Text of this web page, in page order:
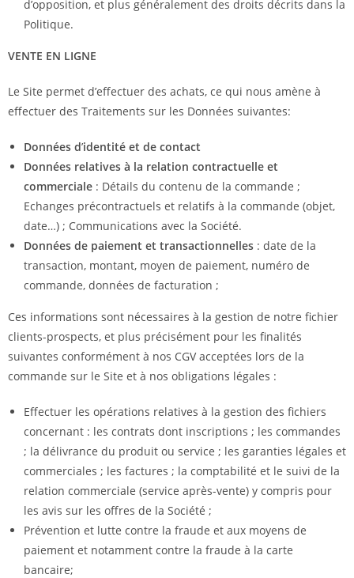
d’opposition, et plus généralement des droits décrits dans la
Politique.
VENTE EN LIGNE
Le Site permet d’effectuer des achats, ce qui nous amène à
effectuer des Traitements sur les Données suivantes:
Données d’identité et de contact
Données relatives à la relation contractuelle et
commerciale : Détails du contenu de la commande ;
Echanges précontractuels et relatifs à la commande (objet,
date…) ; Communications avec la Société.
Données de paiement et transactionnelles : date de la
transaction, montant, moyen de paiement, numéro de
commande, données de facturation ;
Ces informations sont nécessaires à la gestion de notre fichier
clients-prospects, et plus précisément pour les finalités
suivantes conformément à nos CGV acceptées lors de la
commande sur le Site et à nos obligations légales :
Effectuer les opérations relatives à la gestion des fichiers
concernant : les contrats dont inscriptions ; les commandes
; la délivrance du produit ou service ; les garanties légales et
commerciales ; les factures ; la comptabilité et le suivi de la
relation commerciale (service après-vente) y compris pour
les avis sur les offres de la Société ;
Prévention et lutte contre la fraude et aux moyens de
paiement et notamment contre la fraude à la carte
bancaire;